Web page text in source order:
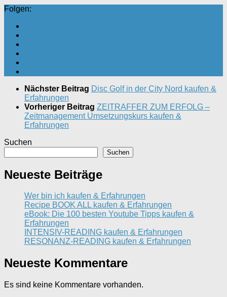
Folgen:
Nächster Beitrag Disc Golf in der City Nord kaufen &
Erfahrungen
Vorheriger Beitrag ZEITRAFFER ZUM ERFOLG –
Zeitmanagement Umsetzungskurs kaufen &
Erfahrungen
Suchen
Suchen
Neueste Beiträge
Wer bin ich kaufen & Erfahrungen
Recipe BOOK ALL kaufen & Erfahrungen
eBook: Die 100 besten Youtube Tipps kaufen &
Erfahrungen
INTENSIV-READING kaufen & Erfahrungen
RESONANZ-READING kaufen & Erfahrungen
Neueste Kommentare
Es sind keine Kommentare vorhanden.